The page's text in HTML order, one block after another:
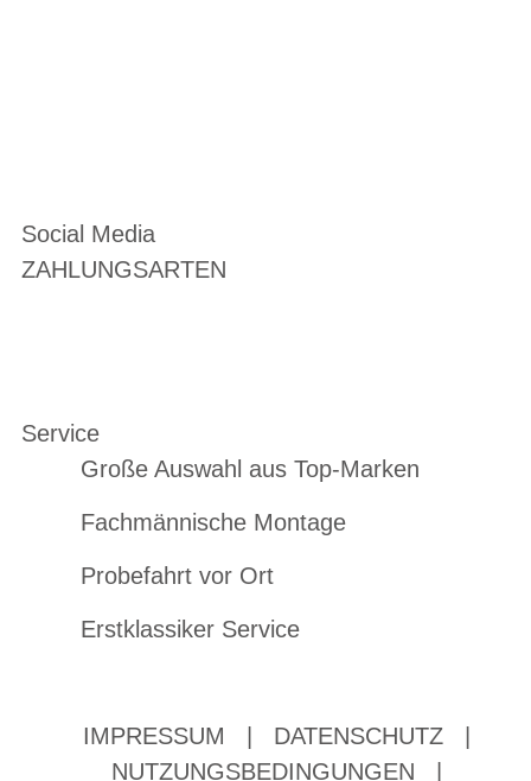
Social Media
ZAHLUNGSARTEN
Service
Große Auswahl aus Top-Marken
Fachmännische Montage
Probefahrt vor Ort
Erstklassiker Service
IMPRESSUM DATENSCHUTZ
NUTZUNGSBEDINGUNGEN